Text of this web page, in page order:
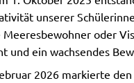
unserer
oder
und ein wachsendes
2026 markierte